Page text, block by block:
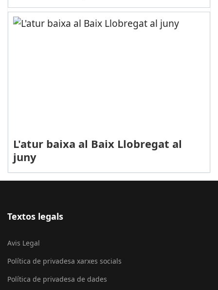
L'atur baixa al Baix Llobregat al
juny
Textos legals
Avis Legal
Política de privadesa xarxes socials
Política de privadesa de dades